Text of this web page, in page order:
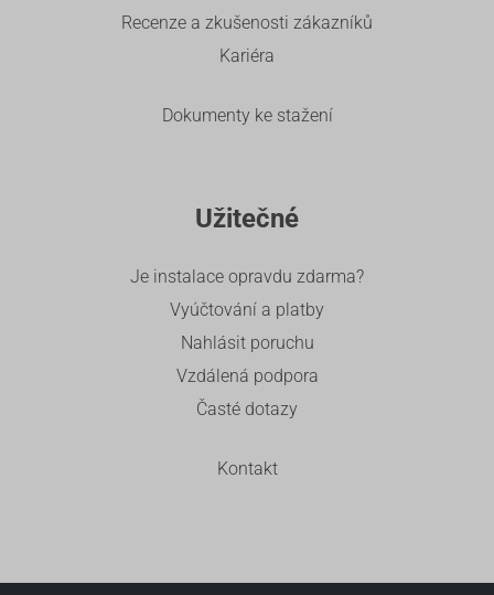
Recenze a zkušenosti zákazníků
Kariéra
Dokumenty ke stažení
Užitečné
Je instalace opravdu zdarma?
Vyúčtování a platby
Nahlásit poruchu
Vzdálená podpora
Časté dotazy
Kontakt